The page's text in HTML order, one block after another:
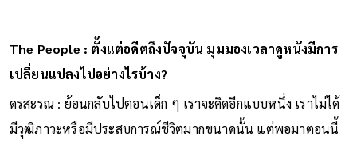
The People : ตั้งแต่อดีตถึงปัจจุบัน มุมมองเวลาดูหนังมีการ
เปลี่ยนแปลงไปอย่างไรบ้าง?
ดรสะรณ : ย้อนกลับไปตอนเด็ก ๆ เราจะคิดอีกแบบหนึ่ง เราไม่ได้
มีวุฒิภาวะหรือมีประสบการณ์ชีวิตมากขนาดนั้น แต่พอมาตอนนี้